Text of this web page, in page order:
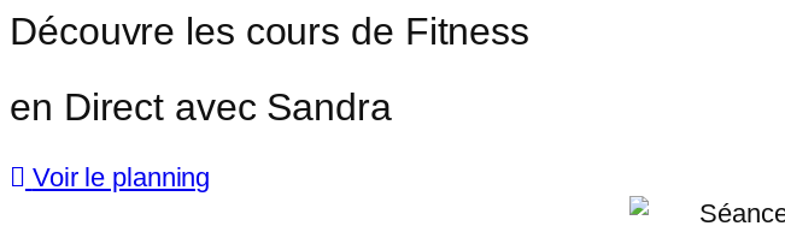
Découvre les cours de Fitness
en Direct avec Sandra
Voir le planning